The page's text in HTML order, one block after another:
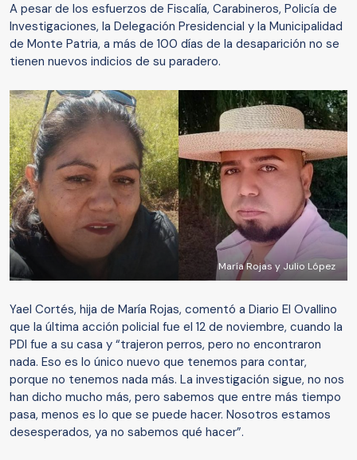
A pesar de los esfuerzos de Fiscalía, Carabineros, Policía de
Investigaciones, la Delegación Presidencial y la Municipalidad
de Monte Patria, a más de 100 días de la desaparición no se
tienen nuevos indicios de su paradero.
María Rojas y Julio López
Yael Cortés, hija de María Rojas, comentó a Diario El Ovallino
que la última acción policial fue el 12 de noviembre, cuando la
PDI fue a su casa y “trajeron perros, pero no encontraron
nada. Eso es lo único nuevo que tenemos para contar,
porque no tenemos nada más. La investigación sigue, no nos
han dicho mucho más, pero sabemos que entre más tiempo
pasa, menos es lo que se puede hacer. Nosotros estamos
desesperados, ya no sabemos qué hacer”.